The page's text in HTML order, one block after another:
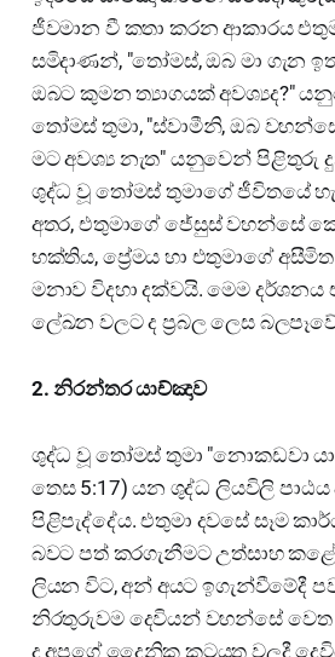
ජීවමාන වී කතා කරන ආකාරය
සමිදාණන්, "තෝමස්, ඔබ මා ගැන
ඔබට කුමන ත්‍යාගයක් අවශ්‍යද?"
තෝමස් තුමා, "ස්වාමීනි, ඔබ
මට අවශ්‍ය නැත" යනුවෙන් පිළිතුරු
ශුද්ධ වූ තෝමස් තුමාගේ ජීවිතයේ
අතර, එතුමාගේ ජේසුස් වහන්සේ
භක්තිය, ප්‍රේමය හා එතුමාගේ
මනාව විදහා දක්වයි. මෙම දර්ශනය
ලේඛන වලට ද ප්‍රබල ලෙස
2. නිරන්තර යාච්ඤාව
ශුද්ධ වූ තෝමස් තුමා "නොකඩවා
තෙස 5:17) යන ශුද්ධ ලියවිලි
පිළිපැද්දේය. එතුමා දවසේ සෑම
බවට පත් කරගැනීමට උත්සාහ
ලියන විට, අන් අයට ඉගැන්වීමේදී
නිරතුරුවම දෙවියන් වහන්සේ
ද අපගේ දෛනික කටයුතු වලදී